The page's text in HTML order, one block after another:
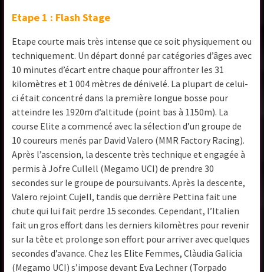
Etape 1 : Flash Stage
Etape courte mais très intense que ce soit physiquement ou
techniquement. Un départ donné par catégories d’âges avec
10 minutes d’écart entre chaque pour affronter les 31
kilomètres et 1 004 mètres de dénivelé. La plupart de celui-
ci était concentré dans la première longue bosse pour
atteindre les 1920m d’altitude (point bas à 1150m). La
course Elite a commencé avec la sélection d’un groupe de
10 coureurs menés par David Valero (MMR Factory Racing).
Après l’ascension, la descente très technique et engagée à
permis à Jofre Cullell (Megamo UCI) de prendre 30
secondes sur le groupe de poursuivants. Après la descente,
Valero rejoint Cujell, tandis que derrière Pettina fait une
chute qui lui fait perdre 15 secondes. Cependant, l’Italien
fait un gros effort dans les derniers kilomètres pour revenir
sur la tête et prolonge son effort pour arriver avec quelques
secondes d’avance. Chez les Elite Femmes, Clàudia Galicia
(Megamo UCI) s’impose devant Eva Lechner (Torpado